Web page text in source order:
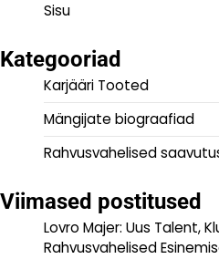
Sisu
Kategooriad
Karjääri Tooted
Mängijate biograafiad
Rahvusvahelised
Viimased postitused
Lovro Majer: Uus Talent,
Rahvusvahelised